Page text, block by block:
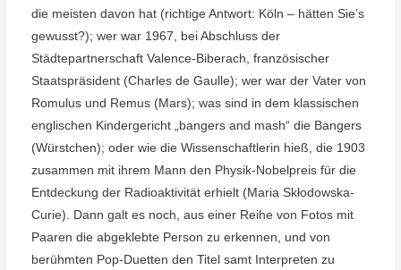
die meisten davon hat (richtige Antwort: Köln – hätten Sie’s
gewusst?); wer war 1967, bei Abschluss der
Städtepartnerschaft Valence-Biberach, französischer
Staatspräsident (Charles de Gaulle); wer war der Vater von
Romulus und Remus (Mars); was sind in dem klassischen
englischen Kindergericht „bangers and mash“ die Bangers
(Würstchen); oder wie die Wissenschaftlerin hieß, die 1903
zusammen mit ihrem Mann den Physik-Nobelpreis für die
Entdeckung der Radioaktivität erhielt (Maria Skłodowska-
Curie). Dann galt es noch, aus einer Reihe von Fotos mit
Paaren die abgeklebte Person zu erkennen, und von
berühmten Pop-Duetten den Titel samt Interpreten zu